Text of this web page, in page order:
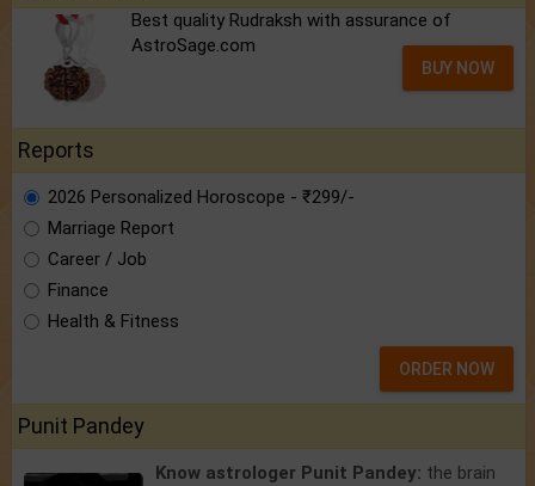
Best quality Rudraksh with assurance of
AstroSage.com
BUY NOW
Reports
2026 Personalized Horoscope - ₹299/-
Marriage Report
Career / Job
Finance
Health & Fitness
ORDER NOW
Punit Pandey
Know astrologer Punit Pandey: the brain